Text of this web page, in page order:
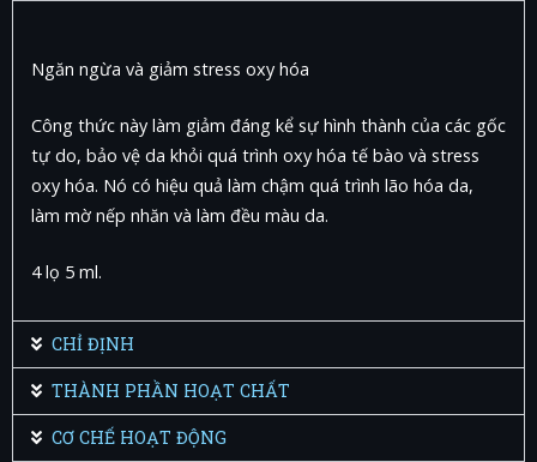
Ngăn ngừa và giảm stress oxy hóa
Công thức này làm giảm đáng kể sự hình thành của các gốc
tự do, bảo vệ da khỏi quá trình oxy hóa tế bào và stress
oxy hóa. Nó có hiệu quả làm chậm quá trình lão hóa da,
làm mờ nếp nhăn và làm đều màu da.
4 lọ 5 ml.
CHỈ ĐỊNH
THÀNH PHẦN HOẠT CHẤT
CƠ CHẾ HOẠT ĐỘNG